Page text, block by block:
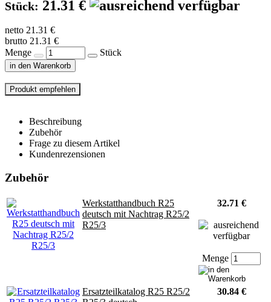
Stück: 21.31 €
netto 21.31 €
brutto 21.31 €
Menge
Stück
in den Warenkorb
Beschreibung
Zubehör
Frage zu diesem Artikel
Kundenrezensionen
Zubehör
Werkstatthandbuch R25
deutsch mit Nachtrag R25/2
R25/3
32.71 €
Menge
Ersatzteilkatalog R25 R25/2
30.84 €